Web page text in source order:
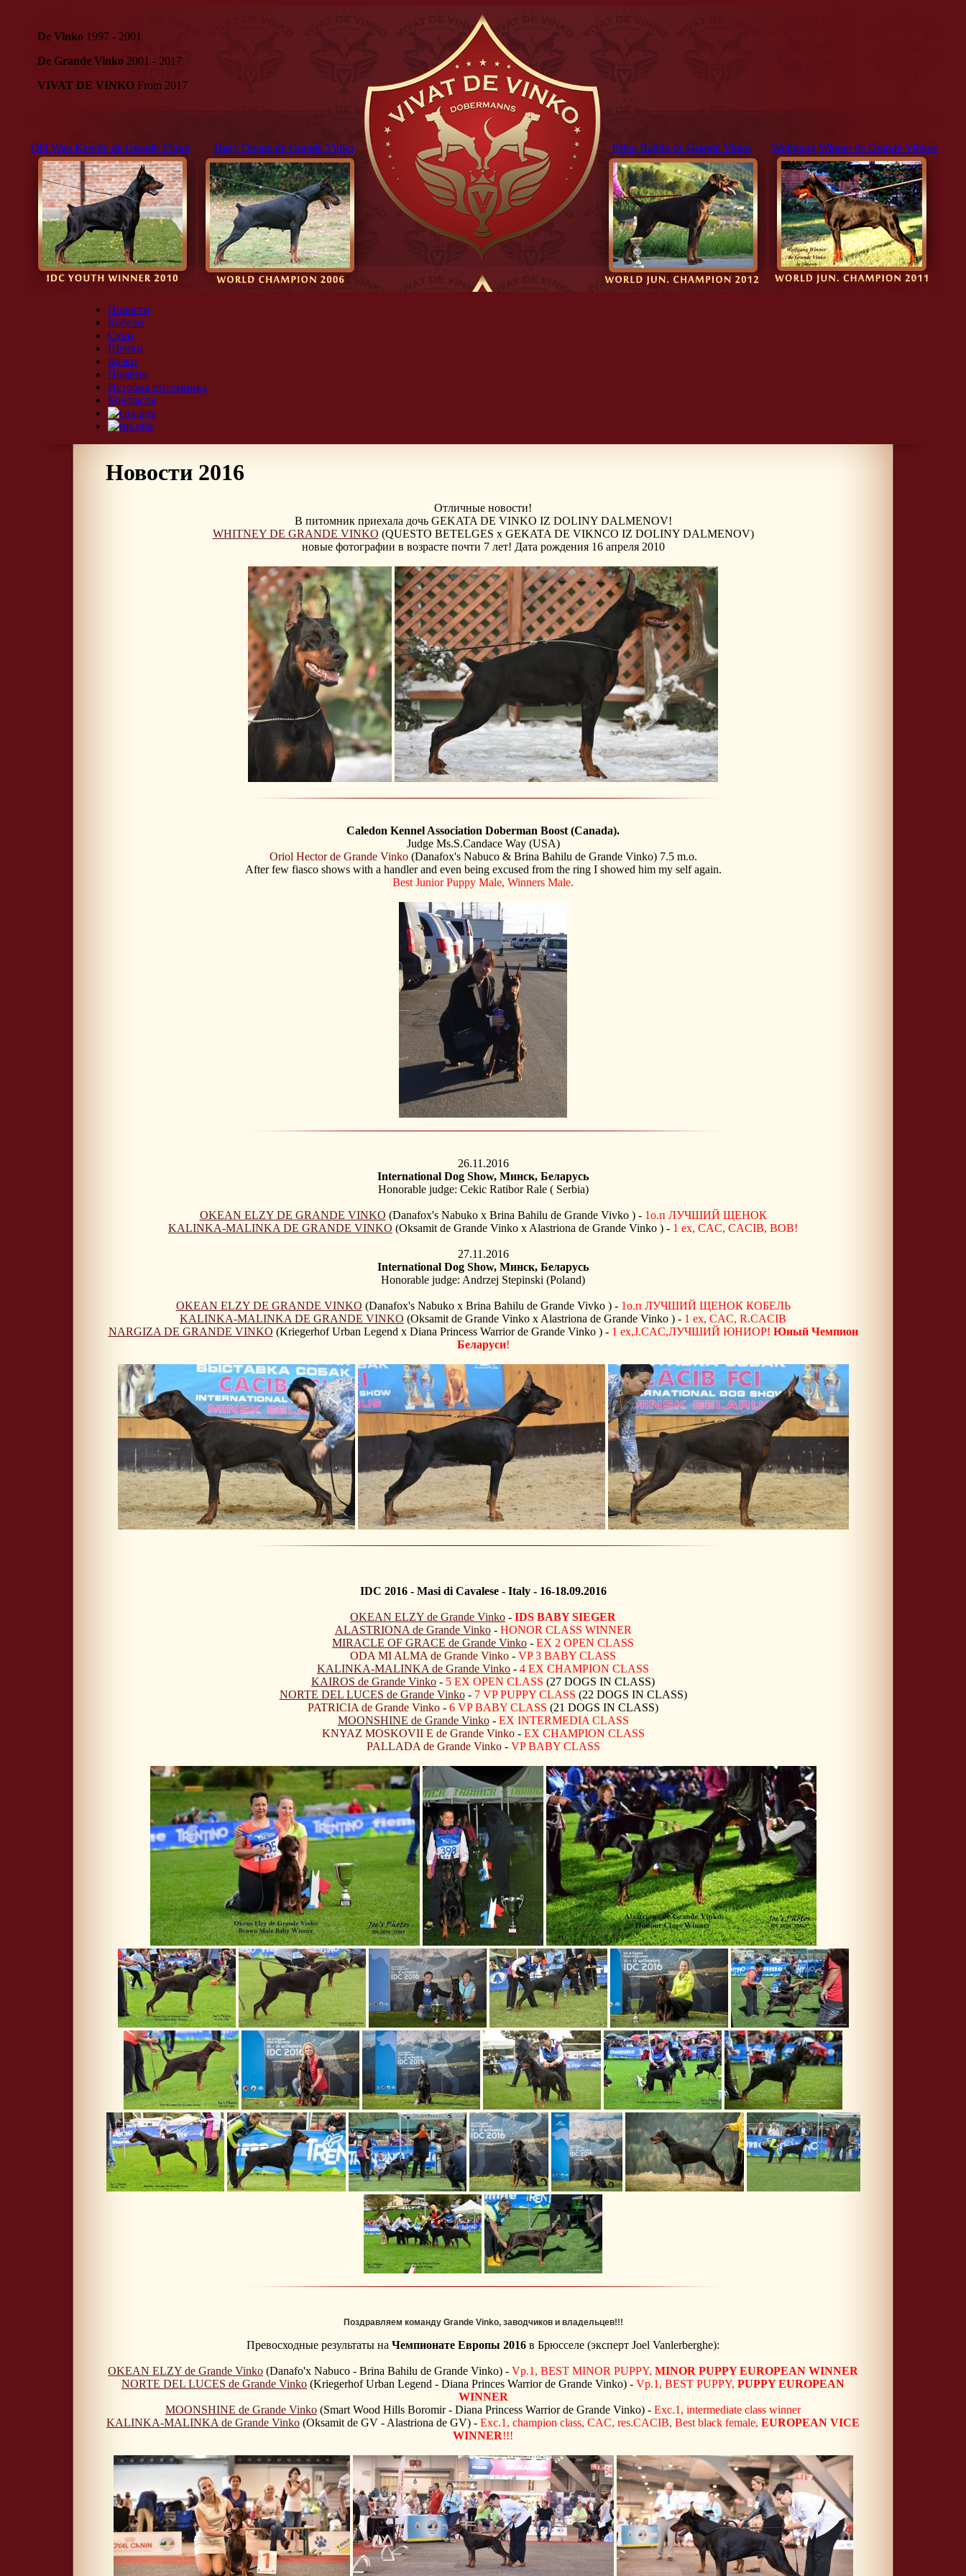
De Vinko 1997 - 2001
De Grande Vinko 2001 - 2017
VIVAT DE VINKO From 2017
Obi Wan Kenobi de Grande Vinko Hazy Dream de Grande Vinko Brina Bahilu de Grande Vinko Wolfgang Winner de Grande Vinkoo
Новости
Кобели
Суки
Щенки
Вязки
Помёты
История питомника
Контакты
Новости 2016
Отличные новости!
В питомник приехала дочь GEKATA DE VINKO IZ DOLINY DALMENOV!
WHITNEY DE GRANDE VINKO (QUESTO BETELGES x GEKATA DE VIKNCO IZ DOLINY DALMENOV)
новые фотографии в возрасте почти 7 лет! Дата рождения 16 апреля 2010
Caledon Kennel Association Doberman Boost (Canada).
Judge Ms.S.Candace Way (USA)
Oriol Hector de Grande Vinko(Danafox's Nabuco & Brina Bahilu de Grande Vinko) 7.5 m.o.
After few fiasco shows with a handler and even being excused from the ring I showed him my self again.
Best Junior Puppy Male, Winners Male.
26.11.2016
International Dog Show, Минск, Беларусь
Honorable judge: Cekic Ratibor Rale ( Serbia)
OKEAN ELZY DE GRANDE VINKO (Danafox's Nabuko x Brina Bahilu de Grande Vivko ) - 1о.п ЛУЧШИЙ ЩЕНОК
KALINKA-MALINKA DE GRANDE VINKO (Oksamit de Grande Vinko x Alastriona de Grande Vinko ) - 1 ex, CAC, CACIB, BOB!
27.11.2016
International Dog Show, Минск, Беларусь
Honorable judge: Andrzej Stepinski (Poland)
OKEAN ELZY DE GRANDE VINKO (Danafox's Nabuko x Brina Bahilu de Grande Vivko ) - 1о.п ЛУЧШИЙ ЩЕНОК КОБЕЛЬ
KALINKA-MALINKA DE GRANDE VINKO (Oksamit de Grande Vinko x Alastriona de Grande Vinko ) - 1 ex, CAC, R.CACIB
NARGIZA DE GRANDE VINKO (Kriegerhof Urban Legend x Diana Princess Warrior de Grande Vinko ) - 1 ex,J.CAC,ЛУЧШИЙ ЮНИОР! Юный Чемпион
Беларуси!
IDC 2016 - Masi di Cavalese - Italy - 16-18.09.2016
OKEAN ELZY de Grande Vinko - IDS BABY SIEGER
ALASTRIONA de Grande Vinko- HONOR CLASS WINNER
MIRACLE OF GRACE de Grande Vinko - EX 2 OPEN CLASS
ODA MI ALMA de Grande Vinko - VP 3 BABY CLASS
KALINKA-MALINKA de Grande Vinko - 4 EX CHAMPION CLASS
KAIROS de Grande Vinko - 5 EX OPEN CLASS (27 DOGS IN CLASS)
NORTE DEL LUCES de Grande Vinko- 7 VP PUPPY CLASS (22 DOGS IN CLASS)
PATRICIA de Grande Vinko - 6 VP BABY CLASS (21 DOGS IN CLASS)
MOONSHINE de Grande Vinko- EX INTERMEDIA CLASS
KNYAZ MOSKOVII E de Grande Vinko- EX CHAMPION CLASS
PALLADA de Grande Vinko- VP BABY CLASS
Поздравляем команду Grande Vinko, заводчиков и владельцев!!!
Превосходные результаты на Чемпионате Европы 2016 в Брюсселе (эксперт Joel Vanlerberghe):
OKEAN ELZY de Grande Vinko (Danafo'x Nabuco - Brina Bahilu de Grande Vinko) - Vp.1, BEST MINOR PUPPY, MINOR PUPPY EUROPEAN WINNER
NORTE DEL LUCES de Grande Vinko (Kriegerhof Urban Legend - Diana Princes Warrior de Grande Vinko) - Vp.1, BEST PUPPY, PUPPY EUROPEAN
WINNER
MOONSHINE de Grande Vinko (Smart Wood Hills Boromir - Diana Princess Warrior de Grande Vinko) - Exc.1, intermediate class winner
KALINKA-MALINKA de Grande Vinko (Oksamit de GV - Alastriona de GV) - Exc.1, champion class, CAC, res.CACIB, Best black female, EUROPEAN VICE
WINNER!!!